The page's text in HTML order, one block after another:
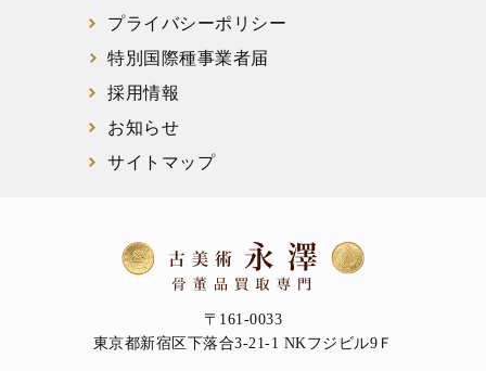
プライバシーポリシー
特別国際種事業者届
採用情報
お知らせ
サイトマップ
〒161-0033
東京都新宿区下落合3-21-1 NKフジビル9Ｆ